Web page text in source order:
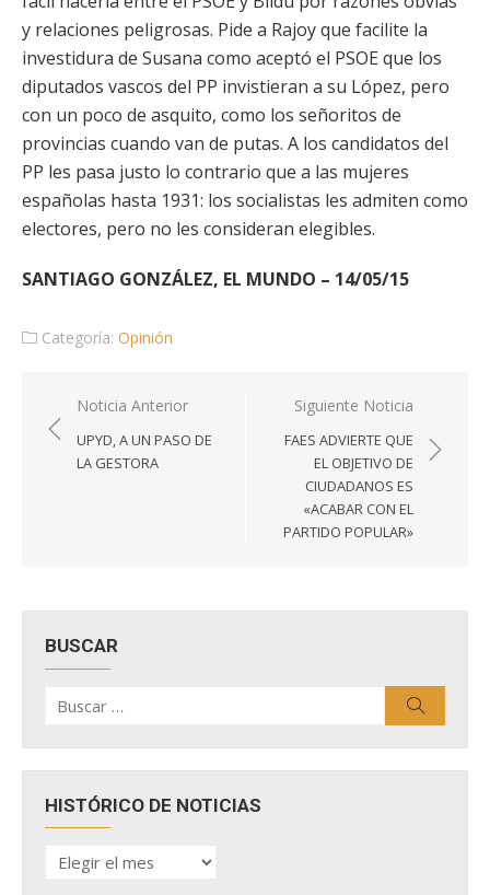
y relaciones peligrosas. Pide a Rajoy que facilite la
investidura de Susana como aceptó el PSOE que los
diputados vascos del PP invistieran a su López, pero
con un poco de asquito, como los señoritos de
provincias cuando van de putas. A los candidatos del
PP les pasa justo lo contrario que a las mujeres
españolas hasta 1931: los socialistas les admiten como
electores, pero no les consideran elegibles.
SANTIAGO GONZÁLEZ, EL MUNDO – 14/05/15
Categoría: Opinión
Navegación
de
entradas
Noticia Anterior
UPYD, A UN PASO DE
LA GESTORA
Siguiente Noticia
FAES ADVIERTE QUE
EL OBJETIVO DE
CIUDADANOS ES
«ACABAR CON EL
PARTIDO POPULAR»
BUSCAR
por:
HISTÓRICO DE NOTICIAS
HISTÓRICO
DE